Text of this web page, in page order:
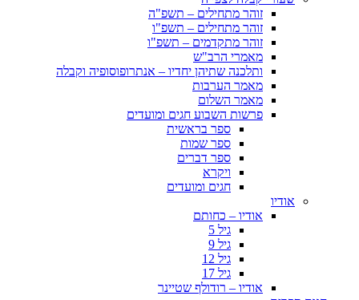
זוהר מתחילים – תשפ"ה
זוהר מתחילים – תשפ"ו
זוהר מתקדמים – תשפ"ו
מאמרי הרב"ש
ותלכנה שתיהן יחדיו – אנתרופוסופיה וקבלה
מאמר הערבות
מאמר השלום
פרשות השבוע חגים ומועדים
ספר בראשית
ספר שמות
ספר דברים
ויקרא
חגים ומועדים
אודיו
אודיו – כחותם
גיל 5
גיל 9
גיל 12
גיל 17
אודיו – רודולף שטיינר